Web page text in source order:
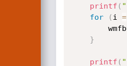
printf (
for
( i =
}
printf (